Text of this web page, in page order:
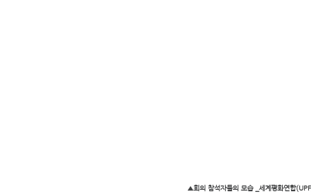
▲회의 참석자들의 모습 _세계평화연합